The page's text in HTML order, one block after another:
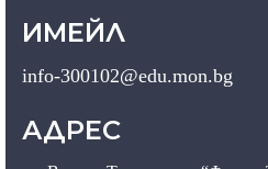
ИМЕЙЛ
info-300102@edu.mon.bg
АДРЕС